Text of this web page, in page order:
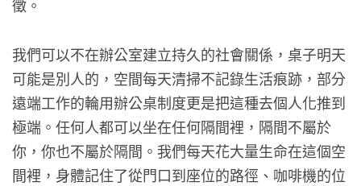
徵。
我們可以不在辦公室建立持久的社會關係，桌子明天
可能是別人的，空間每天清掃不記錄生活痕跡，部分
遠端工作的輪用辦公桌制度更是把這種去個人化推到
極端。任何人都可以坐在任何隔間裡，隔間不屬於
你，你也不屬於隔間。我們每天花大量生命在這個空
間裡，身體記住了從門口到座位的路徑、咖啡機的位